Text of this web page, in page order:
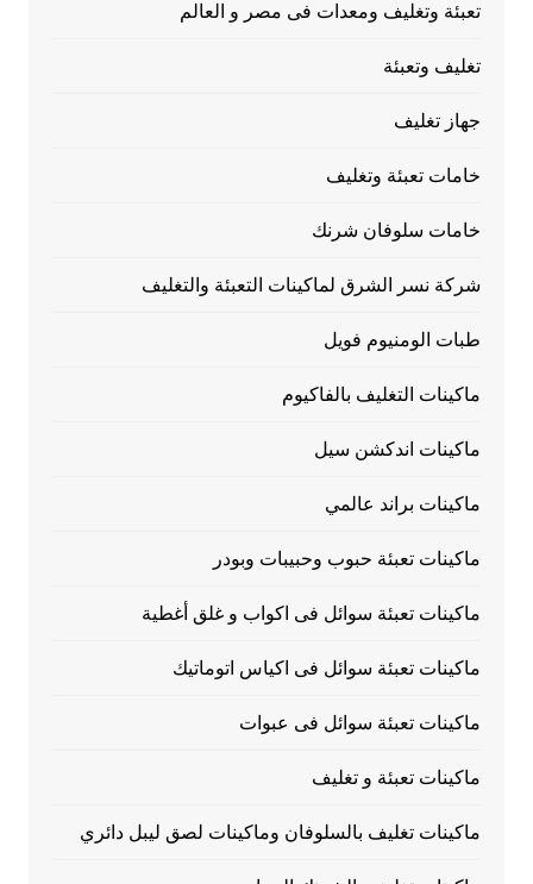
تعبئة وتغليف ومعدات فى مصر و العالم
تغليف وتعبئة
جهاز تغليف
خامات تعبئة وتغليف
خامات سلوفان شرنك
شركة نسر الشرق لماكينات التعبئة والتغليف
طبات الومنيوم فويل
ماكينات التغليف بالفاكيوم
ماكينات اندكشن سيل
ماكينات براند عالمي
ماكينات تعبئة حبوب وحبيبات وبودر
ماكينات تعبئة سوائل فى اكواب و غلق أغطية
ماكينات تعبئة سوائل فى اكياس اتوماتيك
ماكينات تعبئة سوائل فى عبوات
ماكينات تعبئة و تغليف
ماكينات تغليف بالسلوفان وماكينات لصق ليبل دائري